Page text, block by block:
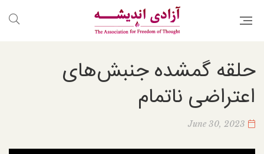
حلقه گمشده جنبش‌های
اعتراضی ناتمام
June 30, 2023